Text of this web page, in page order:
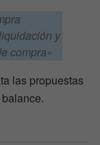
y
compra»
las propuestas